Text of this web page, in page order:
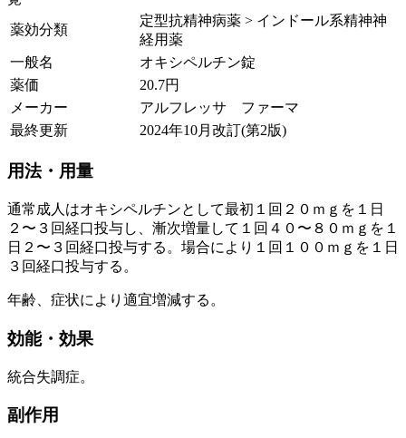
薬効分類
定型抗精神病薬 > インドール系精神神
経用薬
一般名
オキシペルチン錠
薬価
20.7円
メーカー
アルフレッサ ファーマ
最終更新
2024年10月改訂(第2版)
用法・用量
通常成人はオキシペルチンとして最初１回２０ｍｇを１日
２〜３回経口投与し、漸次増量して１回４０〜８０ｍｇを１
日２〜３回経口投与する。場合により１回１００ｍｇを１日
３回経口投与する。
年齢、症状により適宜増減する。
効能・効果
統合失調症。
副作用